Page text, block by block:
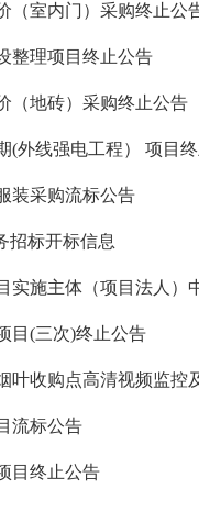
（室内门）采购终止公
整理项目终止公告
（地砖）采购终止公告
(外线强电工程） 项目
装采购流标公告
招标开标信息
实施主体（项目法人）
目(三次)终止公告
叶收购点高清视频监控
流标公告
目终止公告